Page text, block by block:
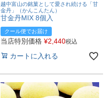
越中富山の銘菓として愛され続ける「甘
金丹」（かんこんたん）
甘金丹MIX 8個入
クール便でお届け
当店特別価格 ¥2,440税込
カートに入れる